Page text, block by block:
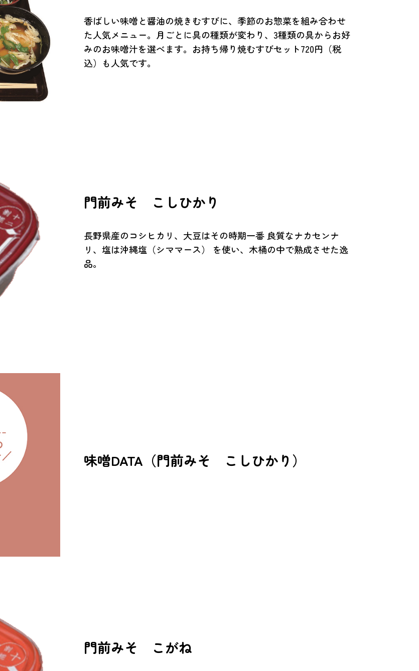
香ばしい味噌と醤油の焼きむすびに、季節のお惣菜を組み合わせ
た人気メニュー。月ごとに具の種類が変わり、3種類の具からお好
みのお味噌汁を選べます。お持ち帰り焼むすびセット720円（税
込）も人気です。
門前みそ こしひかり
長野県産のコシヒカリ、大豆はその時期一番 良質なナカセンナ
リ、塩は沖縄塩（シママース） を使い、木桶の中で熟成させた逸
品。
味噌DATA（門前みそ こしひかり）
門前みそ こがね